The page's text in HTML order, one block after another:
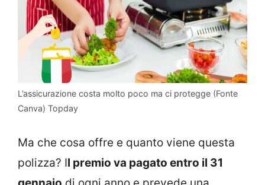
L’assicurazione costa molto poco ma ci protegge (Fonte
Canva) Topday
Ma che cosa offre e quanto viene questa
polizza? Il premio va pagato entro il 31